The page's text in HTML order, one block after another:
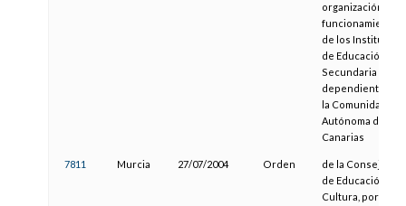
organización y
funcionamiento
de los Institutos
de Educación
Secundaria
dependientes de
la Comunidad
Autónoma de
Canarias
7811 Murcia 27/07/2004 Orden
de la Consejería
de Educación y
Cultura, por la